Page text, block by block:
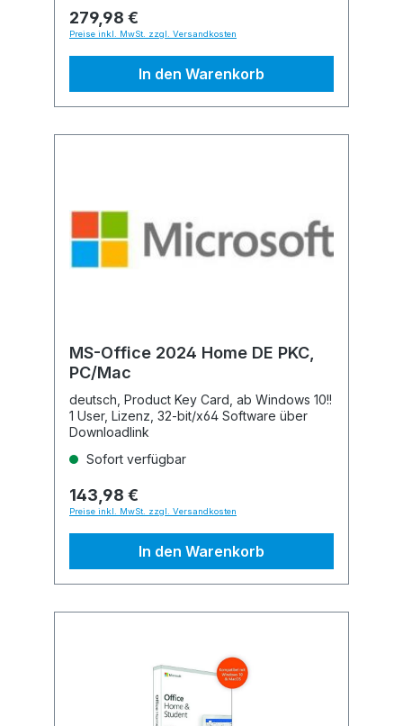
279,98 €
Preise inkl. MwSt. zzgl. Versandkosten
In den Warenkorb
MS-Office 2024 Home DE PKC,
PC/Mac
deutsch, Product Key Card, ab Windows 10!!
1 User, Lizenz, 32-bit/x64 Software über
Downloadlink
Sofort verfügbar
143,98 €
Preise inkl. MwSt. zzgl. Versandkosten
In den Warenkorb